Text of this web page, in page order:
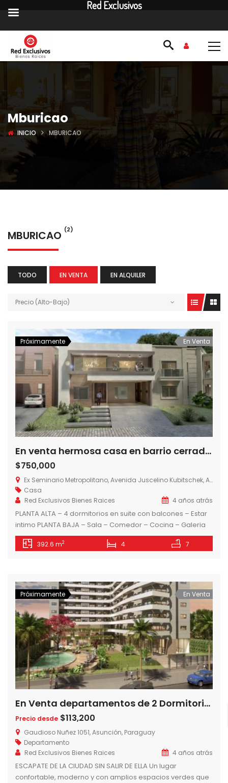
Mburicao
INICIO MBURICAO
MBURICAO (2)
TODO EN VENTA EN ALQUILER
Precio (Alto-Bajo)
Próximamente En Venta
En venta hermosa casa en barrio cerrado, Zona Seminario
$750,000
Ex Seminario Metropolitano, Avenida Juscelino Kubitschek, Asunción, Paraguay
Casa
Red Exclusivos Bienes Raices
4 años atrás
PLANTA ALTA – 4 dormitorios en suite con balcones – Estar
intimo PLANTA BAJA – Sala – Comedor – Cocina – Galeria
con parrilla – Area de servicio – Patio – Piscina
392.6 m2 4 7
Próximamente En Venta
En Venta departamentos de 2 Dormitorios en Edificio Balcones de Seminario, Barrio Mburicao, Asunción-Paraguay
Precio desde $113,200
Gaudioso Nuñez 1051, Asunción, Paraguay
Departamento
Red Exclusivos Bienes Raices
4 años atrás
ESCAPATE DE LA CIUDAD SIN SALIR DE ELLA Un lugar
confortable, moderno y con amplios espacios verdes que
Red Exclusivos